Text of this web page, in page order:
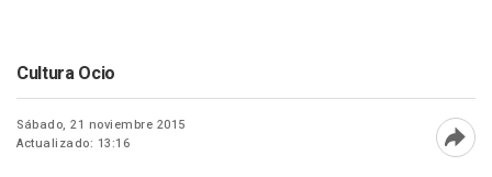
Cultura Ocio
Sábado, 21 noviembre 2015
Actualizado: 13:16